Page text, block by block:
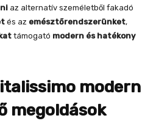
az alternatív személetből fakadó
és az emésztőrendszerünket,
támogató modern és hatékony
modern
megoldások